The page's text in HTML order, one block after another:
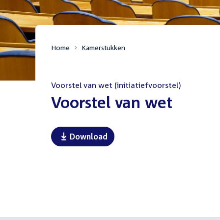
Home Kamerstukken
Voorstel van wet (initiatiefvoorstel)
:Voorstel van wet
Download